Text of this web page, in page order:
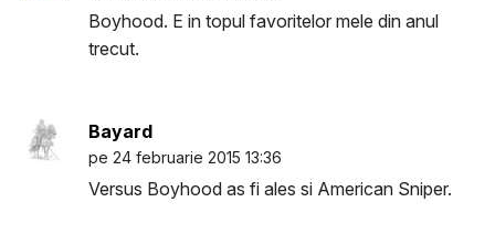
Boyhood. E in topul favoritelor mele din anul
trecut.
Bayard
pe 24 februarie 2015 13:36
Versus Boyhood as fi ales si American Sniper.